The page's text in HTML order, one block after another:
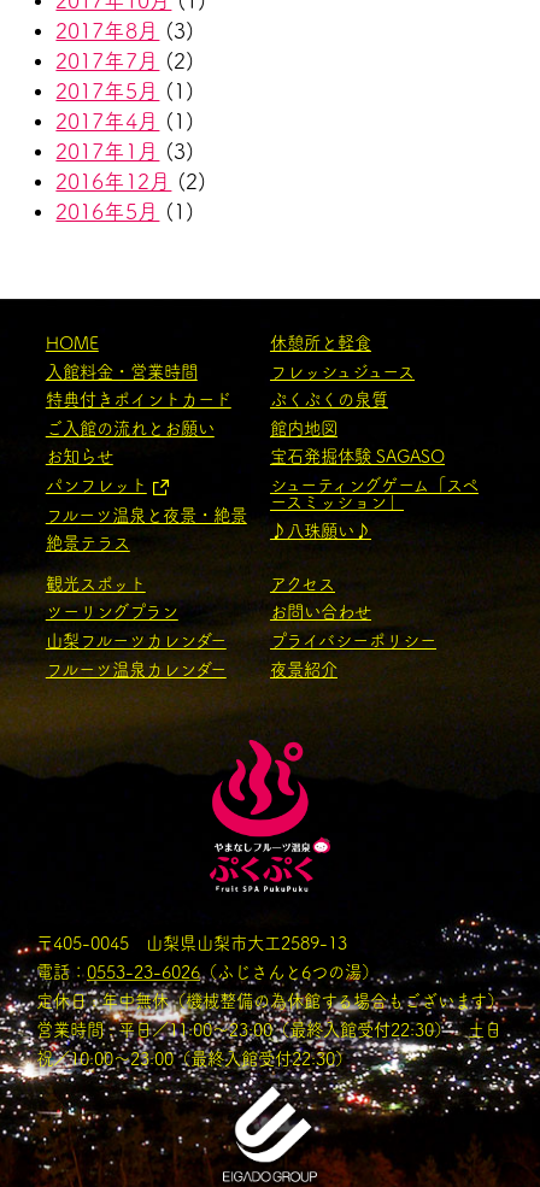
2017年8月
(3)
2017年7月
(2)
2017年5月
(1)
2017年4月
(1)
2017年1月
(3)
2016年12月
(2)
2016年5月
(1)
HOME
入館料金・営業時間
特典付きポイントカード
ご入館の流れとお願い
お知らせ
パンフレット
フルーツ温泉と夜景・絶景
絶景テラス
休憩所と軽食
フレッシュジュース
ぷくぷくの泉質
館内地図
宝石発掘体験 SAGASO
シューティングゲーム「スペ
ースミッション」
♪八珠願い♪
観光スポット
ツーリングプラン
山梨フルーツカレンダー
フルーツ温泉カレンダー
アクセス
お問い合わせ
プライバシーポリシー
夜景紹介
〒405-0045 山梨県山梨市大工2589-13
電話：0553-23-6026（ふじさんと6つの湯）
定休日 : 年中無休（機械整備の為休館する場合もございます）
営業時間 : 平日／11:00〜23:00（最終入館受付22:30） 土日
祝／10:00～23:00（最終入館受付22:30）